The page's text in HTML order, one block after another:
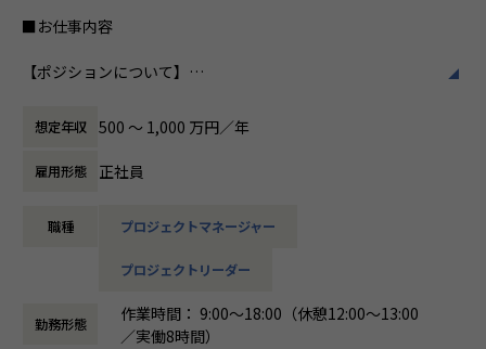
・2020年に東証プライム上場SHIFTグループ入り！安定基盤
・明確な評価制度「昇給率7.7％」（2023年度実績）
のスキルアップも応援！
・70歳定年/役職定年無
・入社月から有休5日付与
＜ホープスBLOG＞
しております！
是非ご覧ください！
HOPES blog：https://blog.hopes-ise.co.jp/
ホープスはそのような企業への支援戦略を中心に事業を展開
大手企業、中規模企業向けのERP領域でシェアNO.1を目指し
【業務の変更の範囲】
IT開発関連業務
働き方/リモートワーク
均週2～3日の在宅勤務が可能です。転勤はな
きます。残業は月平均10時間程度と少なく、
ています。
■お仕事内容
【ポジションについて】
テム導入プロジェクトにおいてPMまたはPLとして以下のよ
うな業務を想定しています。
・基幹システム導入PJにおける、要件定義～テスト、移行支
援
・進捗管理、メンバー管理 等
売上過去最高記録を更新している当社では、今まさに第二次
準大手から中堅規模の企業に特化して、プライム案件、ERP
導入案件、DX推進案件の拡大に注力しております。
想定年収 500 〜 1,000 万円／年
雇用形態 正社員
職種 プロジェクトマネージャー
プロジェクトリーダー
勤務形態
作業時間： 9:00～18:00（休憩12:00～13:00
／実働8時間）